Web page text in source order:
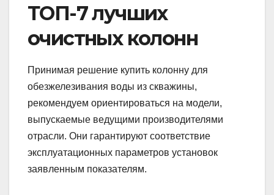
ТОП-7 лучших
очистных колонн
Принимая решение купить колонну для
обезжелезивания воды из скважины,
рекомендуем ориентироваться на модели,
выпускаемые ведущими производителями
отрасли. Они гарантируют соответствие
эксплуатационных параметров установок
заявленным показателям.